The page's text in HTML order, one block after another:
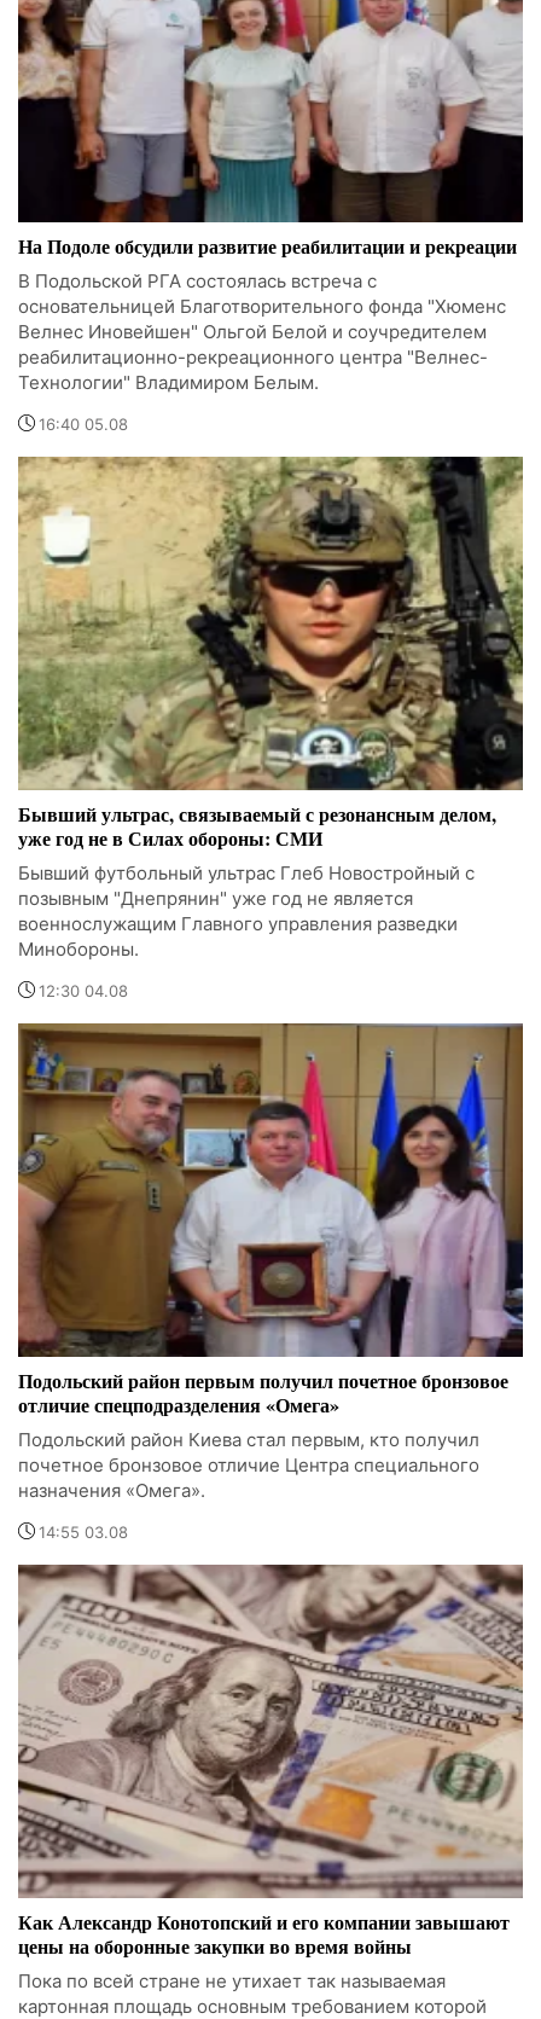
На Подоле обсудили развитие реабилитации и рекреации
В Подольской РГА состоялась встреча с
основательницей Благотворительного фонда "Хюменс
Велнес Иновейшен" Ольгой Белой и соучредителем
реабилитационно-рекреационного центра "Велнес-
Технологии" Владимиром Белым.
16:40 05.08
Бывший ультрас, связываемый с резонансным делом,
уже год не в Силах обороны: СМИ
Бывший футбольный ультрас Глеб Новостройный с
позывным "Днепрянин" уже год не является
военнослужащим Главного управления разведки
Минобороны.
12:30 04.08
Подольский район первым получил почетное бронзовое
отличие спецподразделения «Омега»
Подольский район Киева стал первым, кто получил
почетное бронзовое отличие Центра специального
назначения «Омега».
14:55 03.08
Как Александр Конотопский и его компании завышают
цены на оборонные закупки во время войны
Пока по всей стране не утихает так называемая
картонная площадь основным требованием которой